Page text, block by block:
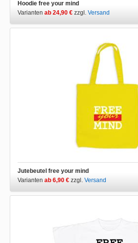
Hoodie free your mind
Varianten ab 24,90 € zzgl. Versand
Jutebeutel free your mind
Varianten ab 6,90 € zzgl. Versand